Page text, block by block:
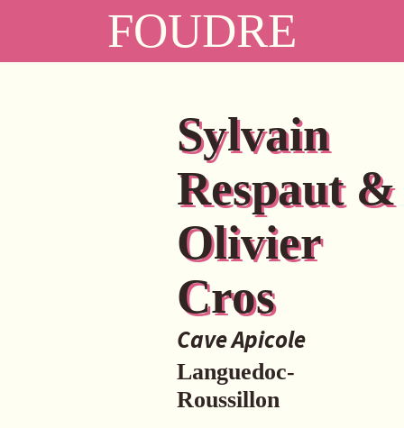
FOUDRE
Sylvain
Respaut &
Olivier
Cros
Cave Apicole
Languedoc-
Roussillon